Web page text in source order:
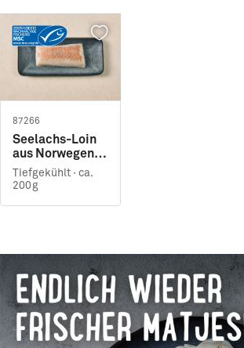
87266
Seelachs-Loin
aus Norwegen ·
TK · ca. 200g
Tiefgekühlt · ca.
200g